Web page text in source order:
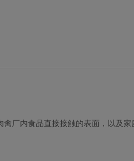
厂内食品直接接触的表面，以及家